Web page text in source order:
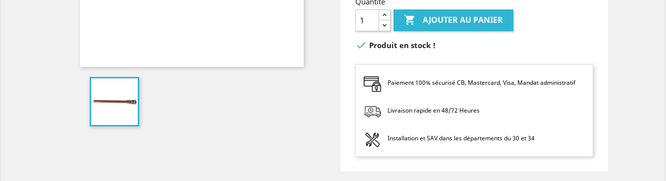
 AJOUTER AU PANIER
 Produit en stock !
Paiement 100% sécurisé CB, Mastercard, Visa, Mandat administratif
Livraison rapide en 48/72 Heures
Installation et SAV dans les départements du 30 et 34